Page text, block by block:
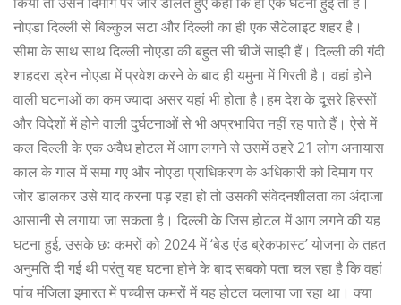
नोएडा दिल्ली से बिल्कुल सटा और दिल्ली का ही एक सैटेलाइट शहर है।
सीमा के साथ साथ दिल्ली नोएडा की बहुत सी चीजें साझी हैं। दिल्ली की गंदी
शाहदरा ड्रेन नोएडा में प्रवेश करने के बाद ही यमुना में गिरती है। वहां होने
वाली घटनाओं का कम ज्यादा असर यहां भी होता है।हम देश के दूसरे हिस्सों
और विदेशों में होने वाली दुर्घटनाओं से भी अप्रभावित नहीं रह पाते हैं। ऐसे में
कल दिल्ली के एक अवैध होटल में आग लगने से उसमें ठहरे 21 लोग अनायास
काल के गाल में समा गए और नोएडा प्राधिकरण के अधिकारी को दिमाग पर
जोर डालकर उसे याद करना पड़ रहा हो तो उसकी संवेदनशीलता का अंदाजा
आसानी से लगाया जा सकता है। दिल्ली के जिस होटल में आग लगने की यह
घटना हुई, उसके छः कमरों को 2024 में ‘बेड एंड ब्रेकफास्ट’ योजना के तहत
अनुमति दी गई थी परंतु यह घटना होने के बाद सबको पता चल रहा है कि वहां
पांच मंजिला इमारत में पच्चीस कमरों में यह होटल चलाया जा रहा था। क्या